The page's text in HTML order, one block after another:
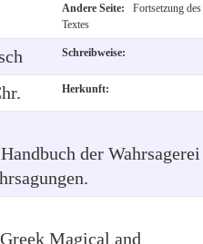
Andere Seite:
Fortsetzung des
Textes
Schreibweise:
Herkunft:
der Wahrsagerei
Magical and